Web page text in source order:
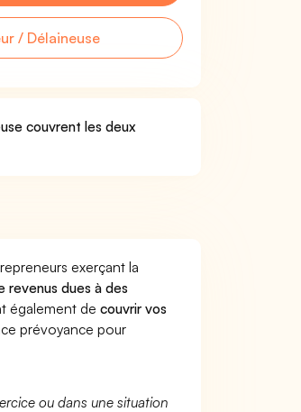
/ Délaineuse
couvrent les deux
exerçant la
revenus dues à des
également decouvrir vos
prévoyance pour
ou dans une situation